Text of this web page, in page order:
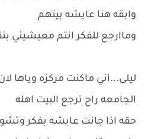
وابقه هنا عايشه بيتهم
وماارجع للفكر انتم
ليلى...اني ماكنت مركزه
الجامعه راح ترجع البيت اهله
حقه اذا جانت عايشه بفكر